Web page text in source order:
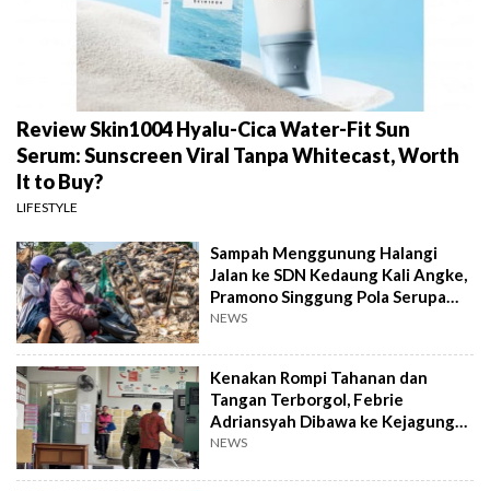
Review Skin1004 Hyalu-Cica Water-Fit Sun
Serum: Sunscreen Viral Tanpa Whitecast, Worth
It to Buy?
LIFESTYLE
Sampah Menggunung Halangi
Jalan ke SDN Kedaung Kali Angke,
Pramono Singgung Pola Serupa
Kramat Jati
NEWS
Kenakan Rompi Tahanan dan
Tangan Terborgol, Febrie
Adriansyah Dibawa ke Kejagung
untuk Diperiksa
NEWS